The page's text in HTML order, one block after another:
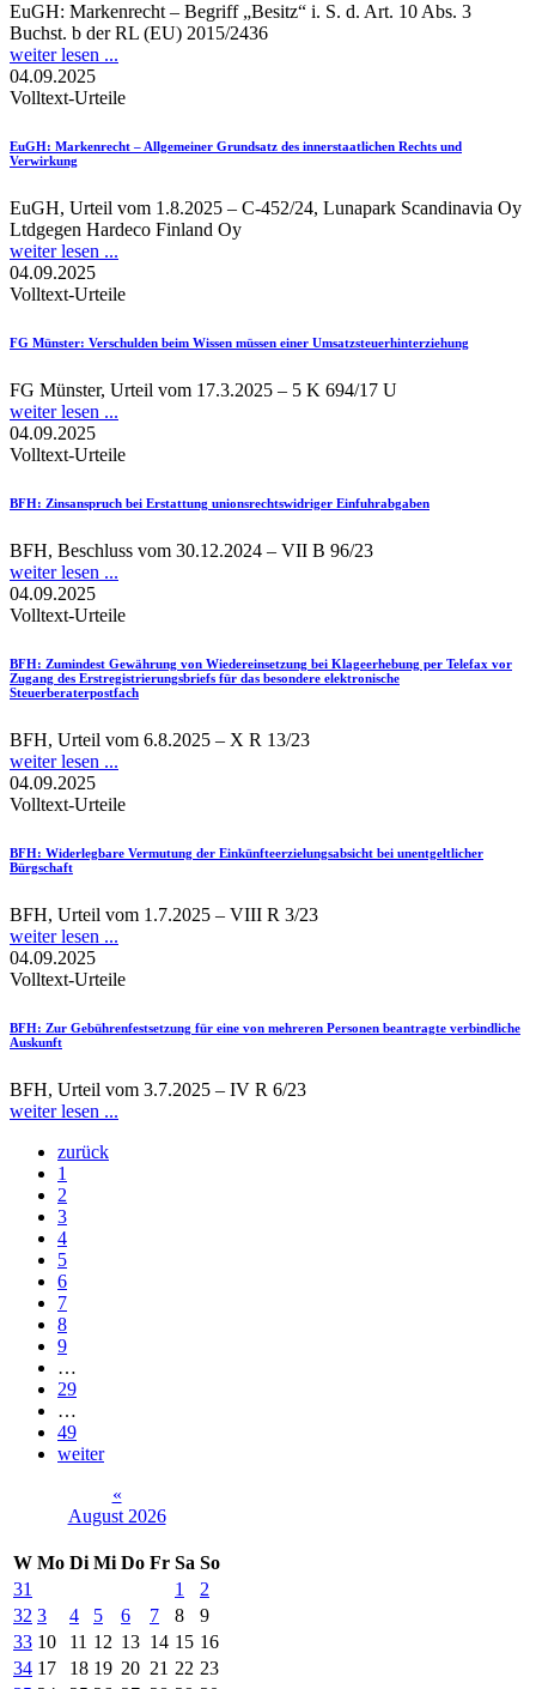
EuGH: Markenrecht – Begriff „Besitz“ i. S. d. Art. 10 Abs. 3
Buchst. b der RL (EU) 2015/2436
weiter lesen ...
04.09.2025
Volltext-Urteile
EuGH: Markenrecht – Allgemeiner Grundsatz des innerstaatlichen Rechts und
Verwirkung
EuGH, Urteil vom 1.8.2025 – C-452/24, Lunapark Scandinavia Oy
Ltdgegen Hardeco Finland Oy
weiter lesen ...
04.09.2025
Volltext-Urteile
FG Münster: Verschulden beim Wissen müssen einer Umsatzsteuerhinterziehung
FG Münster, Urteil vom 17.3.2025 – 5 K 694/17 U
weiter lesen ...
04.09.2025
Volltext-Urteile
BFH: Zinsanspruch bei Erstattung unionsrechtswidriger Einfuhrabgaben
BFH, Beschluss vom 30.12.2024 – VII B 96/23
weiter lesen ...
04.09.2025
Volltext-Urteile
BFH: Zumindest Gewährung von Wiedereinsetzung bei Klageerhebung per Telefax vor
Zugang des Erstregistrierungsbriefs für das besondere elektronische
Steuerberaterpostfach
BFH, Urteil vom 6.8.2025 – X R 13/23
weiter lesen ...
04.09.2025
Volltext-Urteile
BFH: Widerlegbare Vermutung der Einkünfteerzielungsabsicht bei unentgeltlicher
Bürgschaft
BFH, Urteil vom 1.7.2025 – VIII R 3/23
weiter lesen ...
04.09.2025
Volltext-Urteile
BFH: Zur Gebührenfestsetzung für eine von mehreren Personen beantragte verbindliche
Auskunft
BFH, Urteil vom 3.7.2025 – IV R 6/23
weiter lesen ...
zurück
1
2
3
4
5
6
7
8
9
…
29
…
49
weiter
«
August 2026
W Mo Di Mi Do Fr Sa So
31
1
2
32 3 4 5 6 7 8
9
33 10 11 12 13 14 15 16
34 17 18 19 20 21 22 23